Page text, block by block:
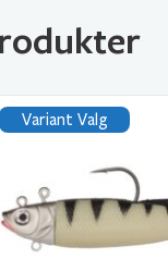
Variant Valg